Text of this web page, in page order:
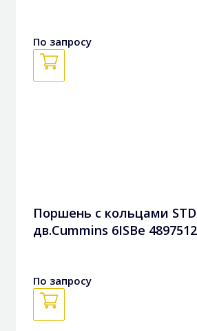
По запросу
Поршень с кольцами STD
дв.Cummins 6ISBe
По запросу